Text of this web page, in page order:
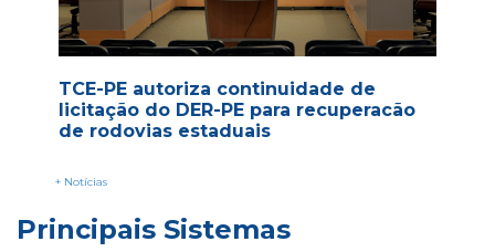
TCE-PE autoriza continuidade de
licitação do DER-PE para recuperacão
de rodovias estaduais
+ Notícias
Principais Sistemas